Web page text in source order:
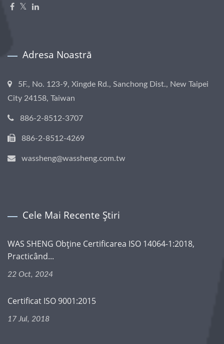
Adresa Noastră
5F., No. 123-9, Xingde Rd., Sanchong Dist., New Taipei
City 24158, Taiwan
886-2-8512-3707
886-2-8512-4269
wassheng@wassheng.com.tw
Cele Mai Recente Știri
WAS SHENG Obține Certificarea ISO 14064-1:2018,
Practicând...
22 Oct, 2024
Certificat ISO 9001:2015
17 Jul, 2018